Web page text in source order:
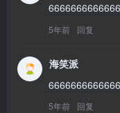
5年前 回复
海笑派
5年前 回复